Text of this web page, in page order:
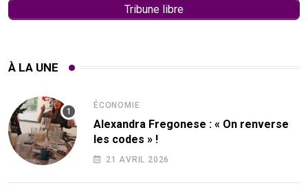
Tribune libre
À LA UNE
ÉCONOMIE
Alexandra Fregonese : « On renverse
les codes » !
21 AVRIL 2026